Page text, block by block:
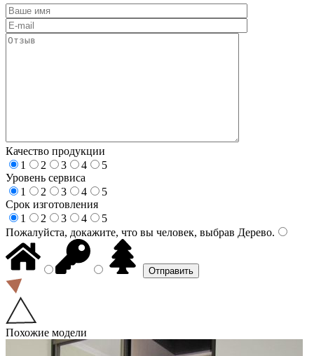
Качество продукции
1
2 3 4
5
Уровень сервиса
1
2 3 4
5
Срок изготовления
1
2 3 4
5
Пожалуйста, докажите, что вы человек, выбрав Дерево.
Похожие модели